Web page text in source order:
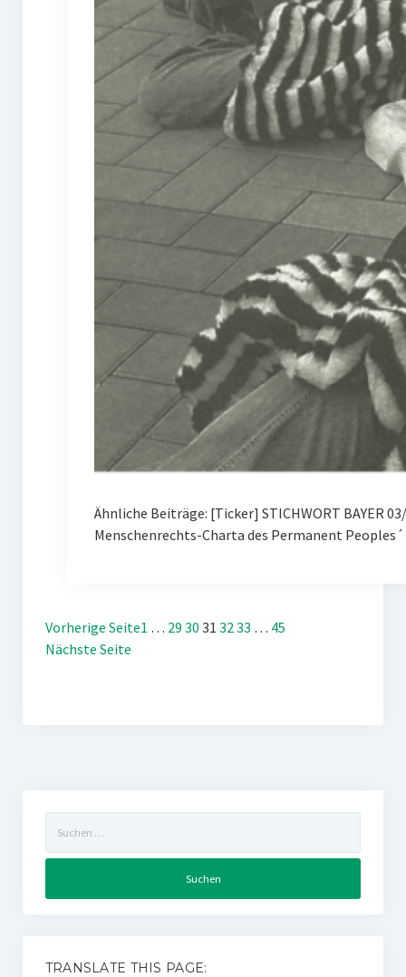
Ähnliche Beiträge: [Ticker] STICHWORT BAYER
Menschenrechts-Charta des Permanent
Vorherige Seite1 … 29 30 31 3233 … 45
Nächste Seite
nach:
TRANSLATE THIS PAGE: